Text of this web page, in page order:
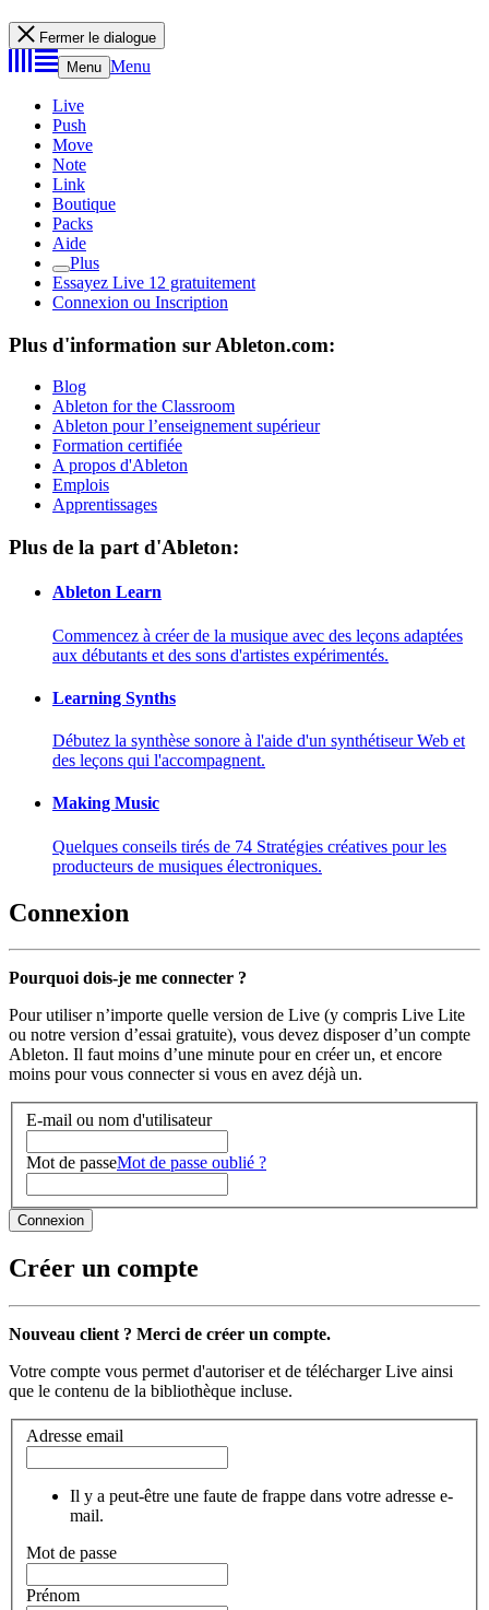
Fermer le dialogue
Menu Menu
Live
Push
Move
Note
Link
Boutique
Packs
Aide
Plus
Essayez Live 12 gratuitement
Connexion ou Inscription
Plus d'information sur Ableton.com:
Blog
Ableton for the Classroom
Ableton pour l’enseignement supérieur
Formation certifiée
A propos d'Ableton
Emplois
Apprentissages
Plus de la part d'Ableton:
Ableton Learn
Commencez à créer de la musique avec des leçons adaptées
aux débutants et des sons d'artistes expérimentés.
Learning Synths
Débutez la synthèse sonore à l'aide d'un synthétiseur Web et
des leçons qui l'accompagnent.
Making Music
Quelques conseils tirés de 74 Stratégies créatives pour les
producteurs de musiques électroniques.
Connexion
Pourquoi dois-je me connecter ?
Pour utiliser n’importe quelle version de Live (y compris Live Lite
ou notre version d’essai gratuite), vous devez disposer d’un compte
Ableton. Il faut moins d’une minute pour en créer un, et encore
moins pour vous connecter si vous en avez déjà un.
E-mail ou nom d'utilisateur
Mot de passeMot de passe oublié ?
Créer un compte
Nouveau client ? Merci de créer un compte.
Votre compte vous permet d'autoriser et de télécharger Live ainsi
que le contenu de la bibliothèque incluse.
Adresse email
Il y a peut-être une faute de frappe dans votre adresse e-
mail.
Mot de passe
Prénom